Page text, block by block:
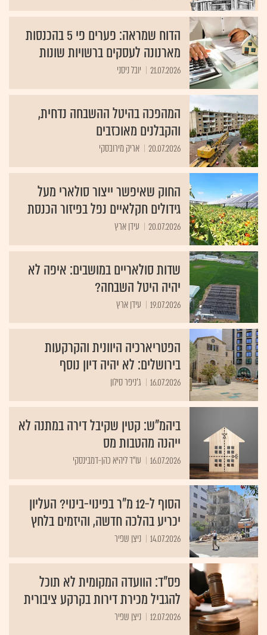
הדוח שמראה: פערים פי 5 בהכנסות
מארנונה לעסקים ברשויות שונות
21.07.2026 יובל ניסני
המהפכה בהיטל ההשבחה נדחית,
והקבלנים מאוכזבים
20.07.2026 אריק מירובסקי
החוק שאיפשר ייצור סולארי מעל
גידולים חקלאיים נפל בפיזור הכנסת
20.07.2026 עידן ארץ
שדות סולאריים במושבים: איפה לא
יהיה היטל השבחה?
19.07.2026 עידן ארץ
הפטריארכיה היוונית והקרקעות
בירושלים: לא יהיה דיון נוסף
16.07.2026 ג'ניפר סילון
ביהמ"ש: קטין שקיבל דירה במתנה לא
ייהנה מהטבות מס
16.07.2026 עו"ד ליהיא כהן-דמבינסקי
הסוף ל-12 מ"ר בפינוי-בינוי? העליון
יכריע בהלכה חדשה, והיזמים בלחץ
14.07.2026 ניצן שפיר
פס"ד: הוועדה המקומית לא תוכל
להגביל מכירת דירות בקרקע ציבורית
12.07.2026 ניצן שפיר